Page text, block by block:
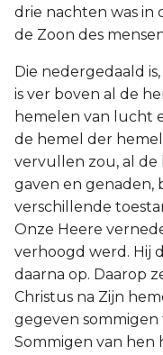
drie nachten was in
de Zoon des
Die nedergedaald
is ver boven al de
hemelen van lucht
de hemel der
vervullen zou, al
gaven en genaden,
verschillende
Onze Heere
verhoogd werd. Hij
daarna op. Daarop
Christus na Zijn
gegeven sommigen
Sommigen van hen